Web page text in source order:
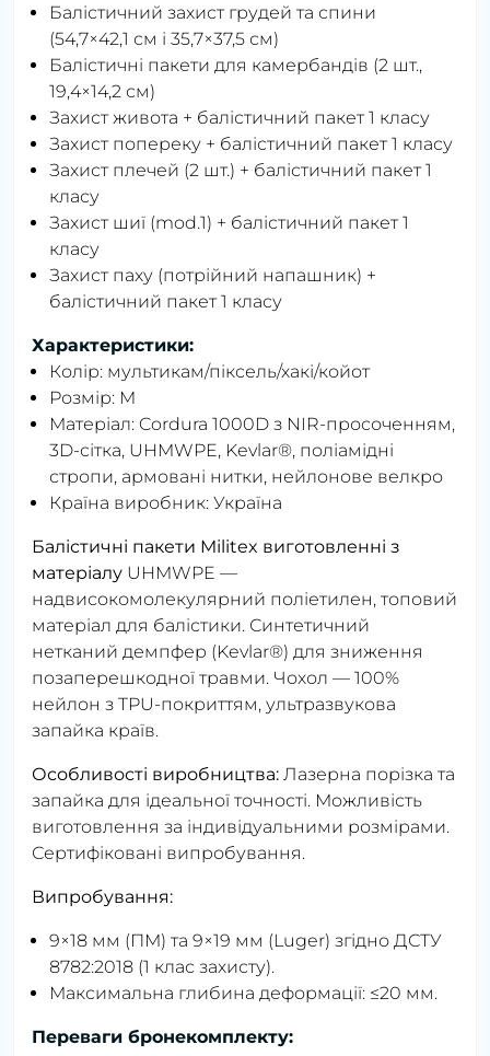
Балістичний захист грудей та спини
(54,7×42,1 см і 35,7×37,5 см)
Балістичні пакети для камербандів (2 шт.,
19,4×14,2 см)
Захист живота + балістичний пакет 1 класу
Захист попереку + балістичний пакет 1 класу
Захист плечей (2 шт.) + балістичний пакет 1
класу
Захист шиї (mod.1) + балістичний пакет 1
класу
Захист паху (потрійний напашник) +
балістичний пакет 1 класу
Характеристики:
Колір: мультикам/піксель/хакі/койот
Розмір: M
Матеріал: Cordura 1000D з NIR-просоченням,
3D-сітка, UHMWPE, Kevlar®, поліамідні
стропи, армовані нитки, нейлонове велкро
Країна виробник: Україна
Балістичні пакети Militex виготовленні з
матеріалу UHMWPE —
надвисокомолекулярний поліетилен, топовий
матеріал для балістики. Синтетичний
нетканий демпфер (Kevlar®) для зниження
позаперешкодної травми. Чохол — 100%
нейлон з TPU-покриттям, ультразвукова
запайка країв.
Особливості виробництва: Лазерна порізка та
запайка для ідеальної точності. Можливість
виготовлення за індивідуальними розмірами.
Сертифіковані випробування.
Випробування:
9×18 мм (ПМ) та 9×19 мм (Luger) згідно ДСТУ
8782:2018 (1 клас захисту).
Максимальна глибина деформації: ≤20 мм.
Переваги бронекомплекту: